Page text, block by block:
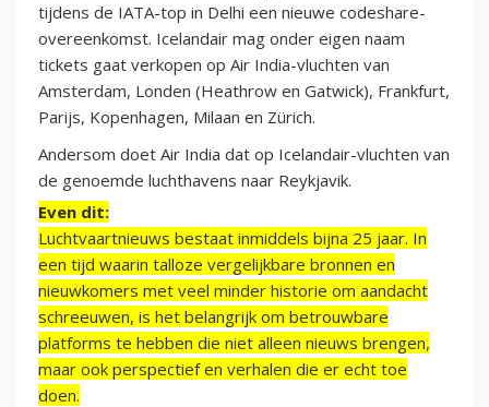
tijdens de IATA-top in Delhi een nieuwe codeshare-
overeenkomst. Icelandair mag onder eigen naam
tickets gaat verkopen op Air India-vluchten van
Amsterdam, Londen (Heathrow en Gatwick), Frankfurt,
Parijs, Kopenhagen, Milaan en Zürich.
Andersom doet Air India dat op Icelandair-vluchten van
de genoemde luchthavens naar Reykjavik.
Even dit:
Luchtvaartnieuws bestaat inmiddels bijna 25 jaar. In
een tijd waarin talloze vergelijkbare bronnen en
nieuwkomers met veel minder historie om aandacht
schreeuwen, is het belangrijk om betrouwbare
platforms te hebben die niet alleen nieuws brengen,
maar ook perspectief en verhalen die er echt toe
doen.